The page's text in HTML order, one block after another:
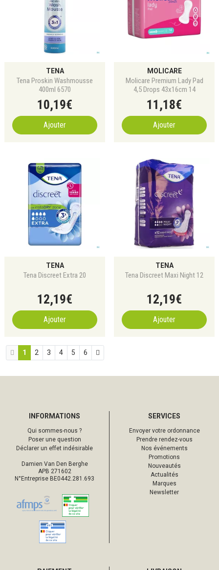
TENA
Tena Proskin Washmousse
400ml 6570
10,19€
Ajouter
MOLICARE
Molicare Premium Lady Pad
4,5 Drops 43x16cm 14
11 ,18€
Ajouter
TENA
Tena Discreet Extra 20
12,19€
Ajouter
TENA
Tena Discreet Maxi Night 12
12,19€
Ajouter
1 2 3 4 5 6
INFORMATIONS
Qui sommes-nous ?
Poser une question
Déclarer un effet indésirable
Damien Van Den Berghe
APB 271602
N°Entreprise BE0442.281.693
SERVICES
Envoyer votre ordonnance
Prendre rendez-vous
Nos événements
Promotions
Nouveautés
Actualités
Marques
Newsletter